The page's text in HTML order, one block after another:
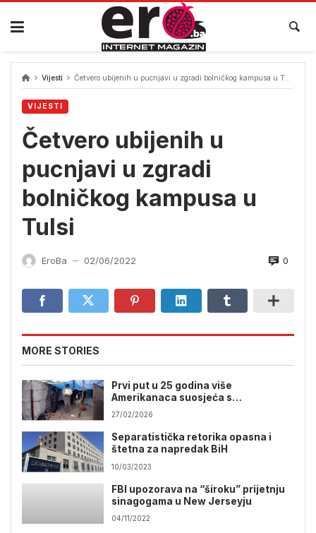
Skip
content
Vijesti Četvero ubijenih u pucnjavi u zgradi bolničkog kampusa u Tulsi
VIJESTI
Četvero ubijenih u
pucnjavi u zgradi
bolničkog kampusa u
Tulsi
EroBa — 02/06/2022 0
MORE STORIES
Prvi put u 25 godina više
Amerikanaca suosjeća s
Palestincima nego s Izraelcima
27/02/2026
Separatistička retorika opasna i
štetna za napredak BiH
10/03/2023
FBI upozorava na “široku” prijetnju
sinagogama u New Jerseyju
04/11/2022